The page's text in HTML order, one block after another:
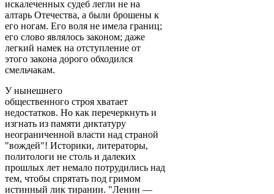
искалеченных судеб легли не на
алтарь Отечества, а были брошены к
его ногам. Его воля не имела границ;
его слово являлось законом; даже
легкий намек на отступление от
этого закона дорого обходился
смельчакам.
У нынешнего
общественного строя хватает
недостатков. Но как перечеркнуть и
изгнать из памяти диктатуру
неограниченной власти над страной
"вождей"! Историки, литераторы,
политологи не столь и далеких
прошлых лет немало потрудились над
тем, чтобы спрятать под гримом
истинный лик тирании. "Ленин —